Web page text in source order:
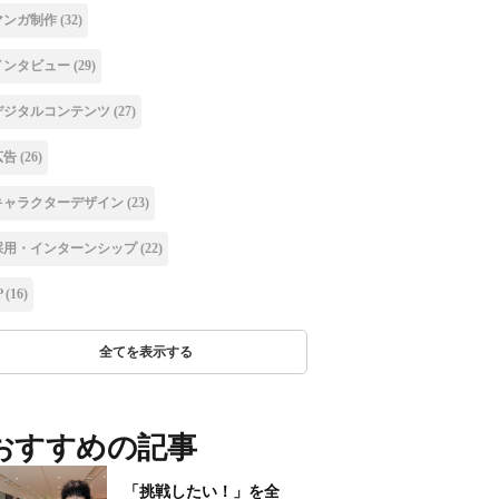
ンガ制作 (32)
ンタビュー (29)
ジタルコンテンツ (27)
告 (26)
ャラクターデザイン (23)
用・インターンシップ(22)
(16)
全てを表示する
すすめの記事
「挑戦したい！」を全